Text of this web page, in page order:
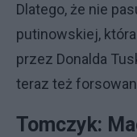
Dlatego, że nie
putinowskiej,
przez Donalda
teraz też
Tomczyk: